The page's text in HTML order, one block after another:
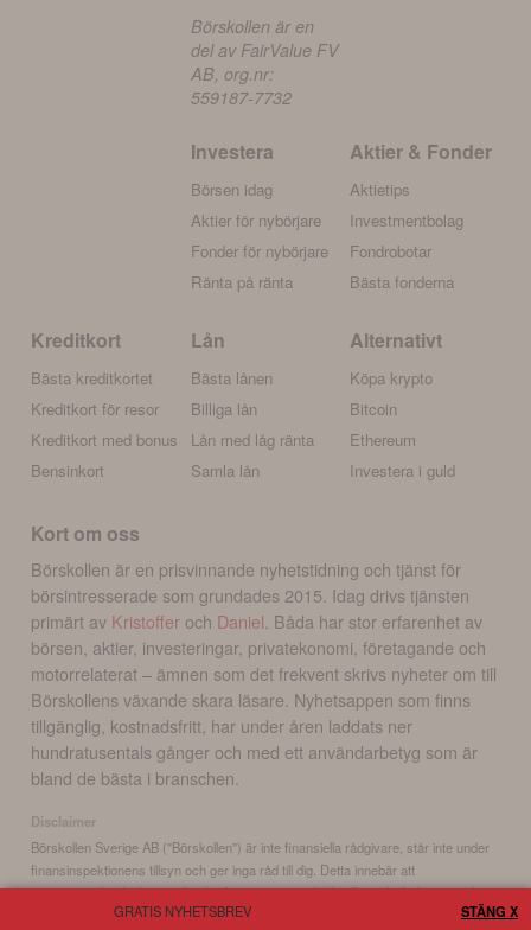
Börskollen är en
del av FairValue FV
AB, org.nr:
559187-7732
Investera
Börsen idag
Aktier för nybörjare
Fonder för nybörjare
Ränta på ränta
Aktier & Fonder
Aktietips
Investmentbolag
Fondrobotar
Bästa fonderna
Kreditkort
Bästa kreditkortet
Kreditkort för resor
Kreditkort med bonus
Bensinkort
Lån
Bästa lånen
Billiga lån
Lån med låg ränta
Samla lån
Alternativt
Köpa krypto
Bitcoin
Ethereum
Investera i guld
Kort om oss
Börskollen är en prisvinnande nyhetstidning och tjänst för
börsintresserade som grundades 2015. Idag drivs tjänsten
primärt av Kristoffer och Daniel. Båda har stor erfarenhet av
börsen, aktier, investeringar, privatekonomi, företagande och
motorrelaterat – ämnen som det frekvent skrivs nyheter om till
Börskollens växande skara läsare. Nyhetsappen som finns
tillgänglig, kostnadsfritt, har under åren laddats ner
hundratusentals gånger och med ett användarbetyg som är
bland de bästa i branschen.
Disclaimer
Börskollen Sverige AB ("Börskollen") är inte finansiella rådgivare, står inte under
finansinspektionens tillsyn och ger inga råd till dig. Detta innebär att
investeringsbeslut baserade på information som direkt eller indirekt härrörande
från Börskollen eller personer med koppling till Börskollen, alltid fattas
GRATIS NYHETSBREV STÄNG X